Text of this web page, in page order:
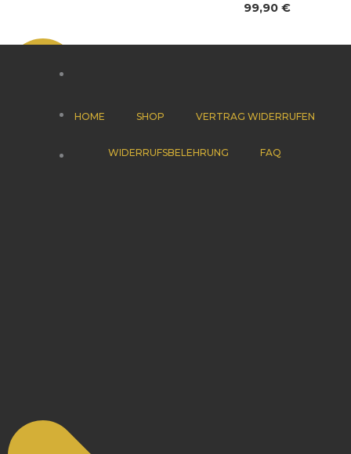
99,90 €
HOME SHOP VERTRAG WIDERRUFEN
WIDERRUFSBELEHRUNG FAQ